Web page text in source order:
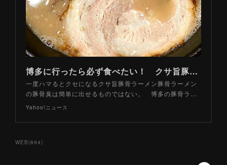
博多に行ったら必ず食べたい！ クサ旨豚骨ラーメン「王道」３軒（山路力也） - エキスパート - Yahoo!ニュース
一度ハマるとクセになるクサ旨豚骨ラーメン豚骨ラーメン
の豚骨臭は簡単に出せるものではない。 博多の豚骨ラ…
Yahoo!ニュース
WEB (894)